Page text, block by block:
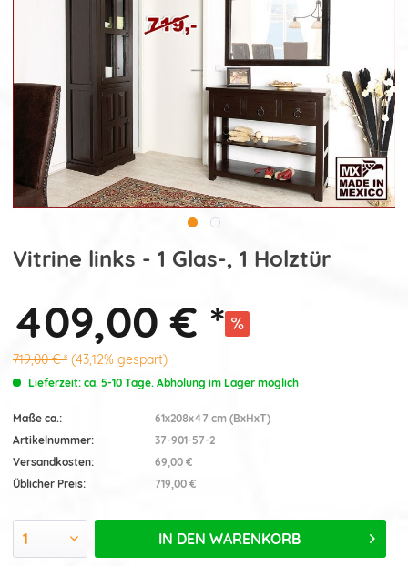
Vitrine links - 1 Glas-, 1 Holztür
409,00 € *
719,00 € * (43,12% gespart)
Lieferzeit: ca. 5-10 Tage. Abholung im Lager möglich
Maße ca.:
61x208x47 cm (BxHxT)
Artikelnummer:
37-901-57-2
Versandkosten:
69,00 €
Üblicher Preis:
719,00 €
IN DEN WARENKORB